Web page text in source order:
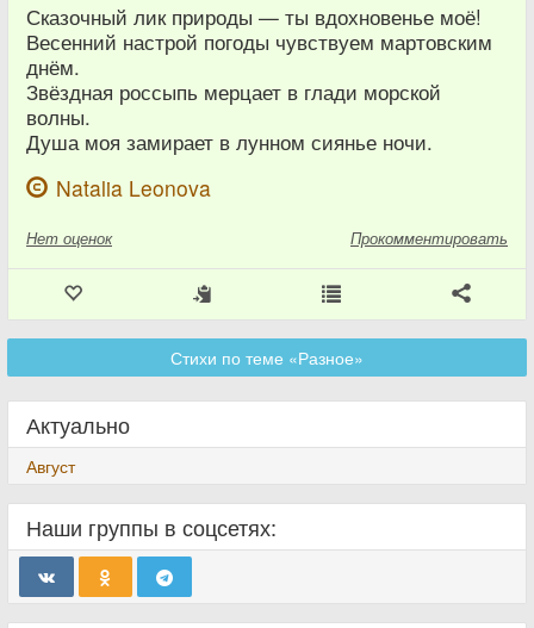
Сказочный лик природы — ты вдохновенье моё!
Весенний настрой погоды чувствуем мартовским
днём.
Звёздная россыпь мерцает в глади морской
волны.
Душа моя замирает в лунном сиянье ночи.
Natalia Leonova
Нет оценок Прокомментировать
Стихи по теме «Разное»
Актуально
Август
Наши группы в соцсетях: